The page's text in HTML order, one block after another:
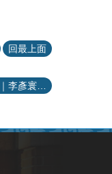
回最上面
下一則:【演講公告】9/15專題討論｜李彥寰助理教授：Multiplicative gradient algorithms for quantum state estimation